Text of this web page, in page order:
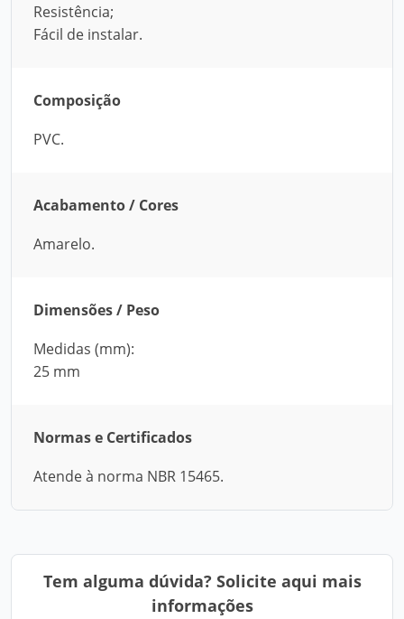
Resistência;
Fácil de instalar.
Composição
PVC.
Acabamento / Cores
Amarelo.
Dimensões / Peso
Medidas (mm):
25 mm
Normas e Certificados
Atende à norma NBR 15465.
Tem alguma dúvida? Solicite aqui mais
informações